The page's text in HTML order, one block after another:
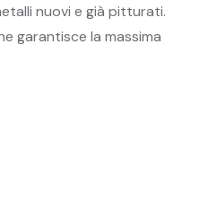
nuovi e già pitturati.
garantisce la massima